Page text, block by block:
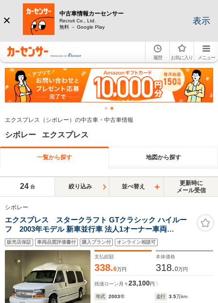
中古車情報カーセンサー
Recruit Co., Ltd.
無料 － Google Play
表示
履歴 お気に入り メニュー
エクスプレス（シボレー）の中古車・中古車情報
シボレー エクスプレス
一覧から探す 地図から探す
24 台 絞り込み 並べ替え
更新時に
メール受信
シボレー
エクスプレス スタークラフト GTクラシック ハイルー
フ 2003年モデル 新車並行車 法人1オーナー車両
Panasonicメモリーナビ&地デジTV ETC車載器 フリップ
ダウンモニター ランバーサポート付パワーシート&シー
トヒーター 純正16インチAW クルーズコントロール 整備
記録簿
販売店保証 車両品質評価書付 購入プラン付 オンライン相談可
支払総額
338.6万円
本体価格
318.0万円
残価ローン 月々23,100円
年式 2003年 走行 3.5万km